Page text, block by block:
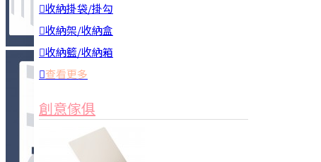
廚房收納
烘焙用具
收納掛袋/掛勾
收納架/收納盒
收納籃/收納箱
查看更多
創意傢俱